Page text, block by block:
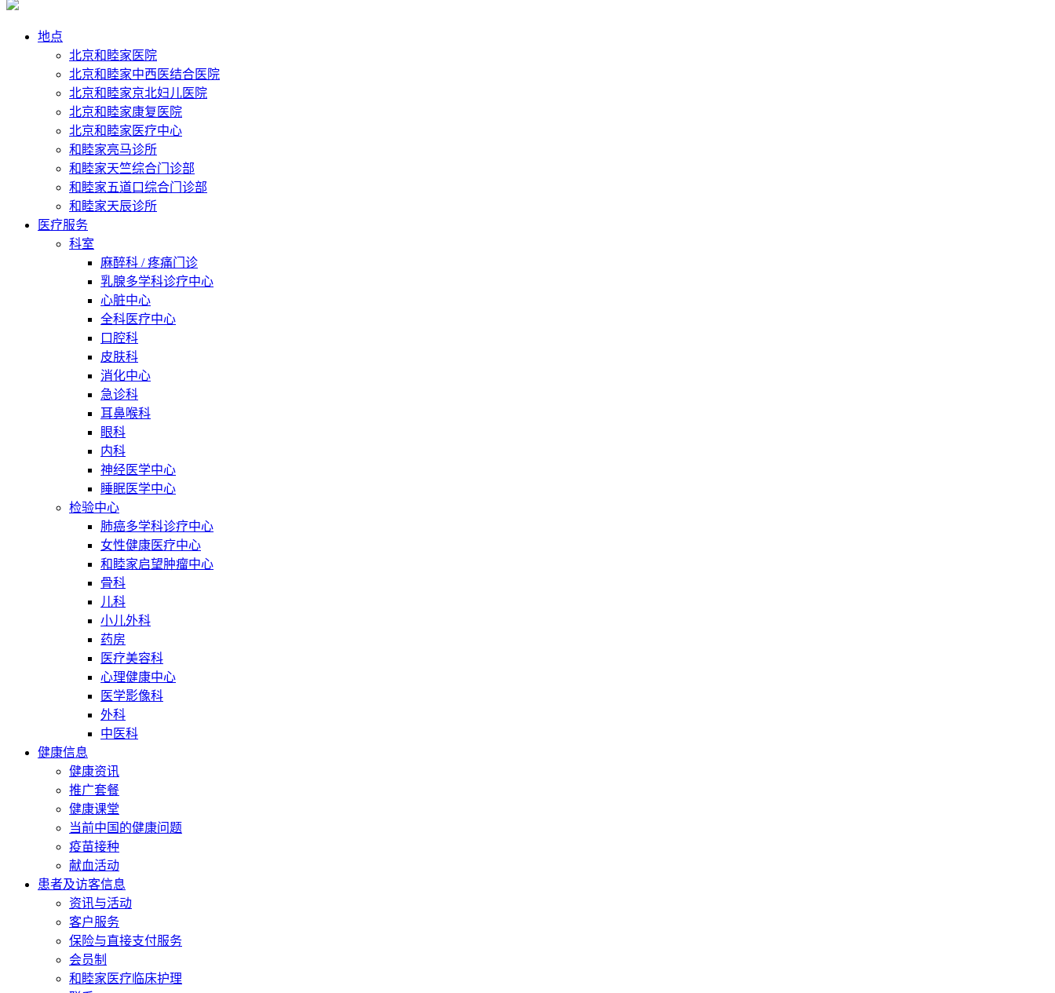
地点
北京和睦家医院
北京和睦家中西医结合医院
北京和睦家京北妇儿医院
北京和睦家康复医院
北京和睦家医疗中心
和睦家亮马诊所
和睦家天竺综合门诊部
和睦家五道口综合门诊部
和睦家天辰诊所
医疗服务
科室
麻醉科 / 疼痛门诊
乳腺多学科诊疗中心
心脏中心
全科医疗中心
口腔科
皮肤科
消化中心
急诊科
耳鼻喉科
眼科
内科
神经医学中心
睡眠医学中心
检验中心
肺癌多学科诊疗中心
女性健康医疗中心
和睦家启望肿瘤中心
骨科
儿科
小儿外科
药房
医疗美容科
心理健康中心
医学影像科
外科
中医科
健康信息
健康资讯
推广套餐
健康课堂
当前中国的健康问题
疫苗接种
献血活动
患者及访客信息
资讯与活动
客户服务
保险与直接支付服务
会员制
和睦家医疗临床护理